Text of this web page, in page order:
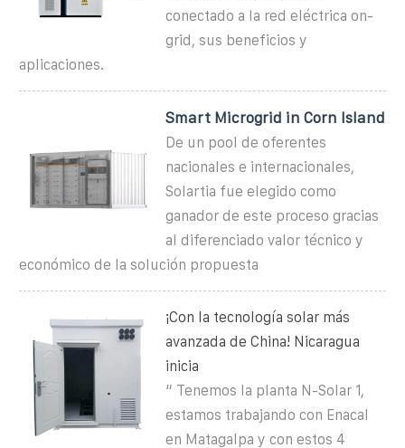
conectado a la red eléctrica on-
grid, sus beneficios y
aplicaciones.
Smart Microgrid in Corn Island
De un pool de oferentes
nacionales e internacionales,
Solartia fue elegido como
ganador de este proceso gracias
al diferenciado valor técnico y
económico de la solución propuesta
¡Con la tecnología solar más
avanzada de China! Nicaragua
inicia
“ Tenemos la planta N-Solar 1,
estamos trabajando con Enacal
en Matagalpa y con estos 4